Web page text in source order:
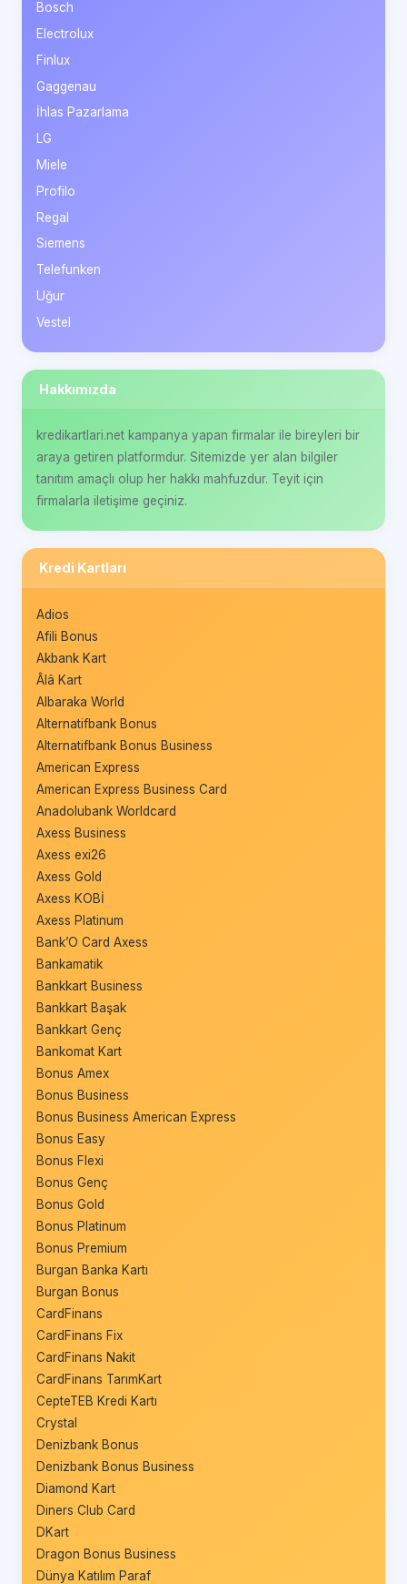
Bosch
Electrolux
Finlux
Gaggenau
İhlas Pazarlama
LG
Miele
Profilo
Regal
Siemens
Telefunken
Uğur
Vestel
Hakkımızda
kredikartlari.net kampanya yapan firmalar ile bireyleri bir
araya getiren platformdur. Sitemizde yer alan bilgiler
tanıtım amaçlı olup her hakkı mahfuzdur. Teyit için
firmalarla iletişime geçiniz.
Kredi Kartları
Adios
Afili Bonus
Akbank Kart
Âlâ Kart
Albaraka World
Alternatifbank Bonus
Alternatifbank Bonus Business
American Express
American Express Business Card
Anadolubank Worldcard
Axess Business
Axess exi26
Axess Gold
Axess KOBİ
Axess Platinum
Bank’O Card Axess
Bankamatik
Bankkart Business
Bankkart Başak
Bankkart Genç
Bankomat Kart
Bonus Amex
Bonus Business
Bonus Business American Express
Bonus Easy
Bonus Flexi
Bonus Genç
Bonus Gold
Bonus Platinum
Bonus Premium
Burgan Banka Kartı
Burgan Bonus
CardFinans
CardFinans Fix
CardFinans Nakit
CardFinans TarımKart
CepteTEB Kredi Kartı
Crystal
Denizbank Bonus
Denizbank Bonus Business
Diamond Kart
Diners Club Card
DKart
Dragon Bonus Business
Dünya Katılım Paraf